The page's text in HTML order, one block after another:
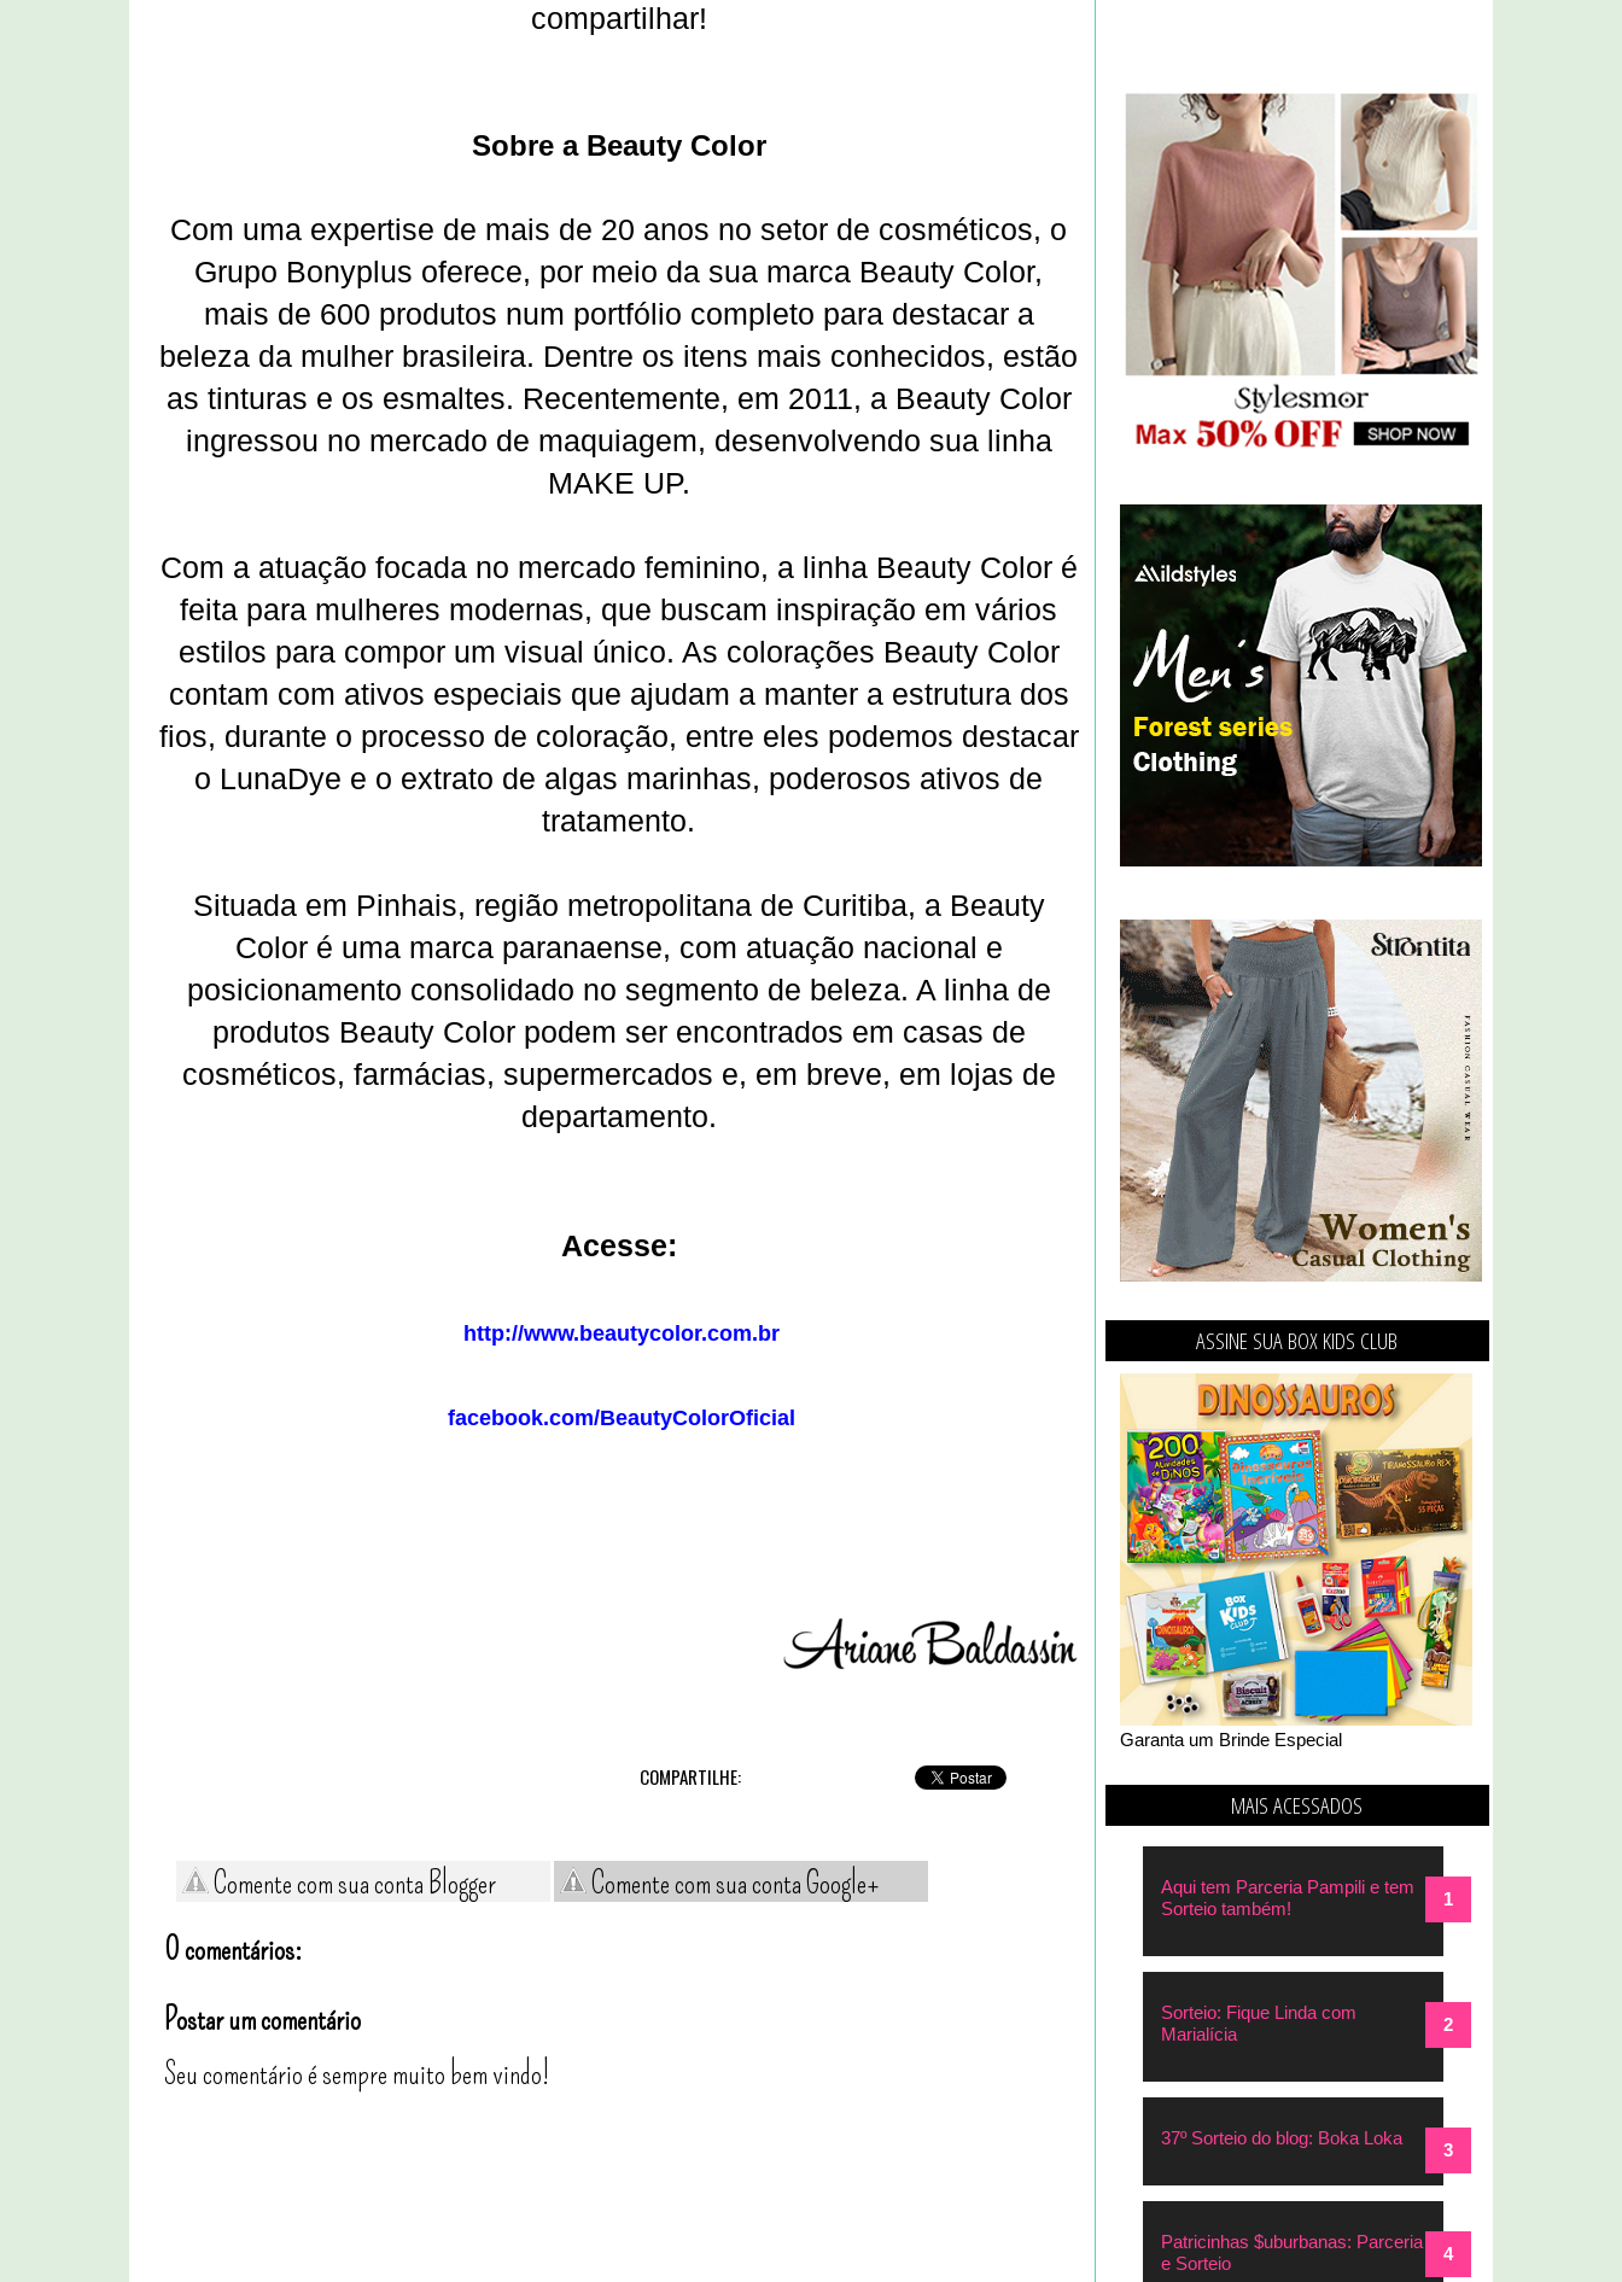
compartilhar!
Sobre a Beauty Color
Com uma expertise de mais de 20 anos no setor de cosméticos, o
Grupo Bonyplus oferece, por meio da sua marca Beauty Color,
mais de 600 produtos num portfólio completo para destacar a
beleza da mulher brasileira. Dentre os itens mais conhecidos, estão
as tinturas e os esmaltes. Recentemente, em 2011, a Beauty Color
ingressou no mercado de maquiagem, desenvolvendo sua linha
MAKE UP.
Com a atuação focada no mercado feminino, a linha Beauty Color é
feita para mulheres modernas, que buscam inspiração em vários
estilos para compor um visual único. As colorações Beauty Color
contam com ativos especiais que ajudam a manter a estrutura dos
fios, durante o processo de coloração, entre eles podemos destacar
o LunaDye e o extrato de algas marinhas, poderosos ativos de
tratamento.
Situada em Pinhais, região metropolitana de Curitiba, a Beauty
Color é uma marca paranaense, com atuação nacional e
posicionamento consolidado no segmento de beleza. A linha de
produtos Beauty Color podem ser encontrados em casas de
cosméticos, farmácias, supermercados e, em breve, em lojas de
departamento.
Acesse:
http://www.beautycolor.com.br
facebook.com/BeautyColorOficial
COMPARTILHE:
Comente com sua conta Blogger
Comente com sua conta Google+
0 comentários:
Postar um comentário
Seu comentário é sempre muito bem vindo!
ASSINE SUA BOX KIDS CLUB
Garanta um Brinde Especial
MAIS ACESSADOS
Aqui tem Parceria Pampili e tem
Sorteio também!
Sorteio: Fique Linda com
Marialícia
37º Sorteio do blog: Boka Loka
Patricinhas $uburbanas: Parceria
e Sorteio